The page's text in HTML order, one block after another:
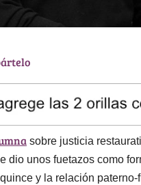
sobre justicia
dio unos fuetazos como
y la relación